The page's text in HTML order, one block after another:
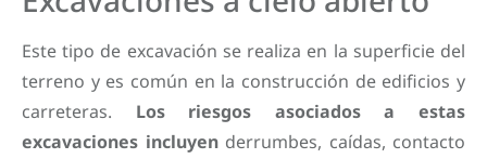
Este tipo de excavación se realiza en la superficie del
terreno y es común en la construcción de edificios y
carreteras. Los riesgos asociados a estas
excavaciones incluyenderrumbes, caídas, contacto